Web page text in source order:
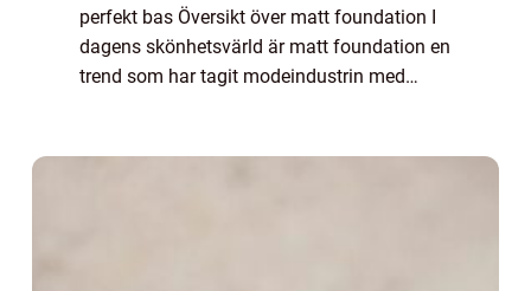
perfekt bas Översikt över matt foundation I
dagens skönhetsvärld är matt foundation en
trend som har tagit modeindustrin med